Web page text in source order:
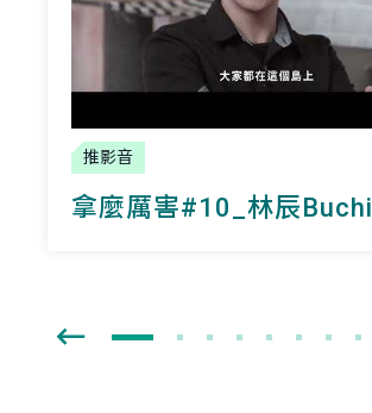
推影音
拿麼厲害#10_林辰Buchi